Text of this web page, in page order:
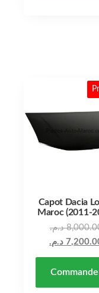
Capot Dacia
Maroc (2011-
د.م.
د.م.